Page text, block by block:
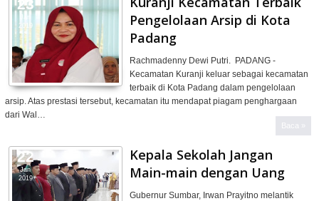
Pengelolaan Arsip di Kota
Padang
Rachmadenny Dewi Putri. PADANG -
Kecamatan Kuranji keluar sebagai kecamatan
terbaik di Kota Padang dalam pengelolaan
arsip. Atas prestasi tersebut, kecamatan itu mendapat piagam penghargaan
dari Wal…
Baca »
23
Jan
2019
Kepala Sekolah Jangan
Main-main dengan Uang
Gubernur Sumbar, Irwan Prayitno melantik
22
Jan
2019